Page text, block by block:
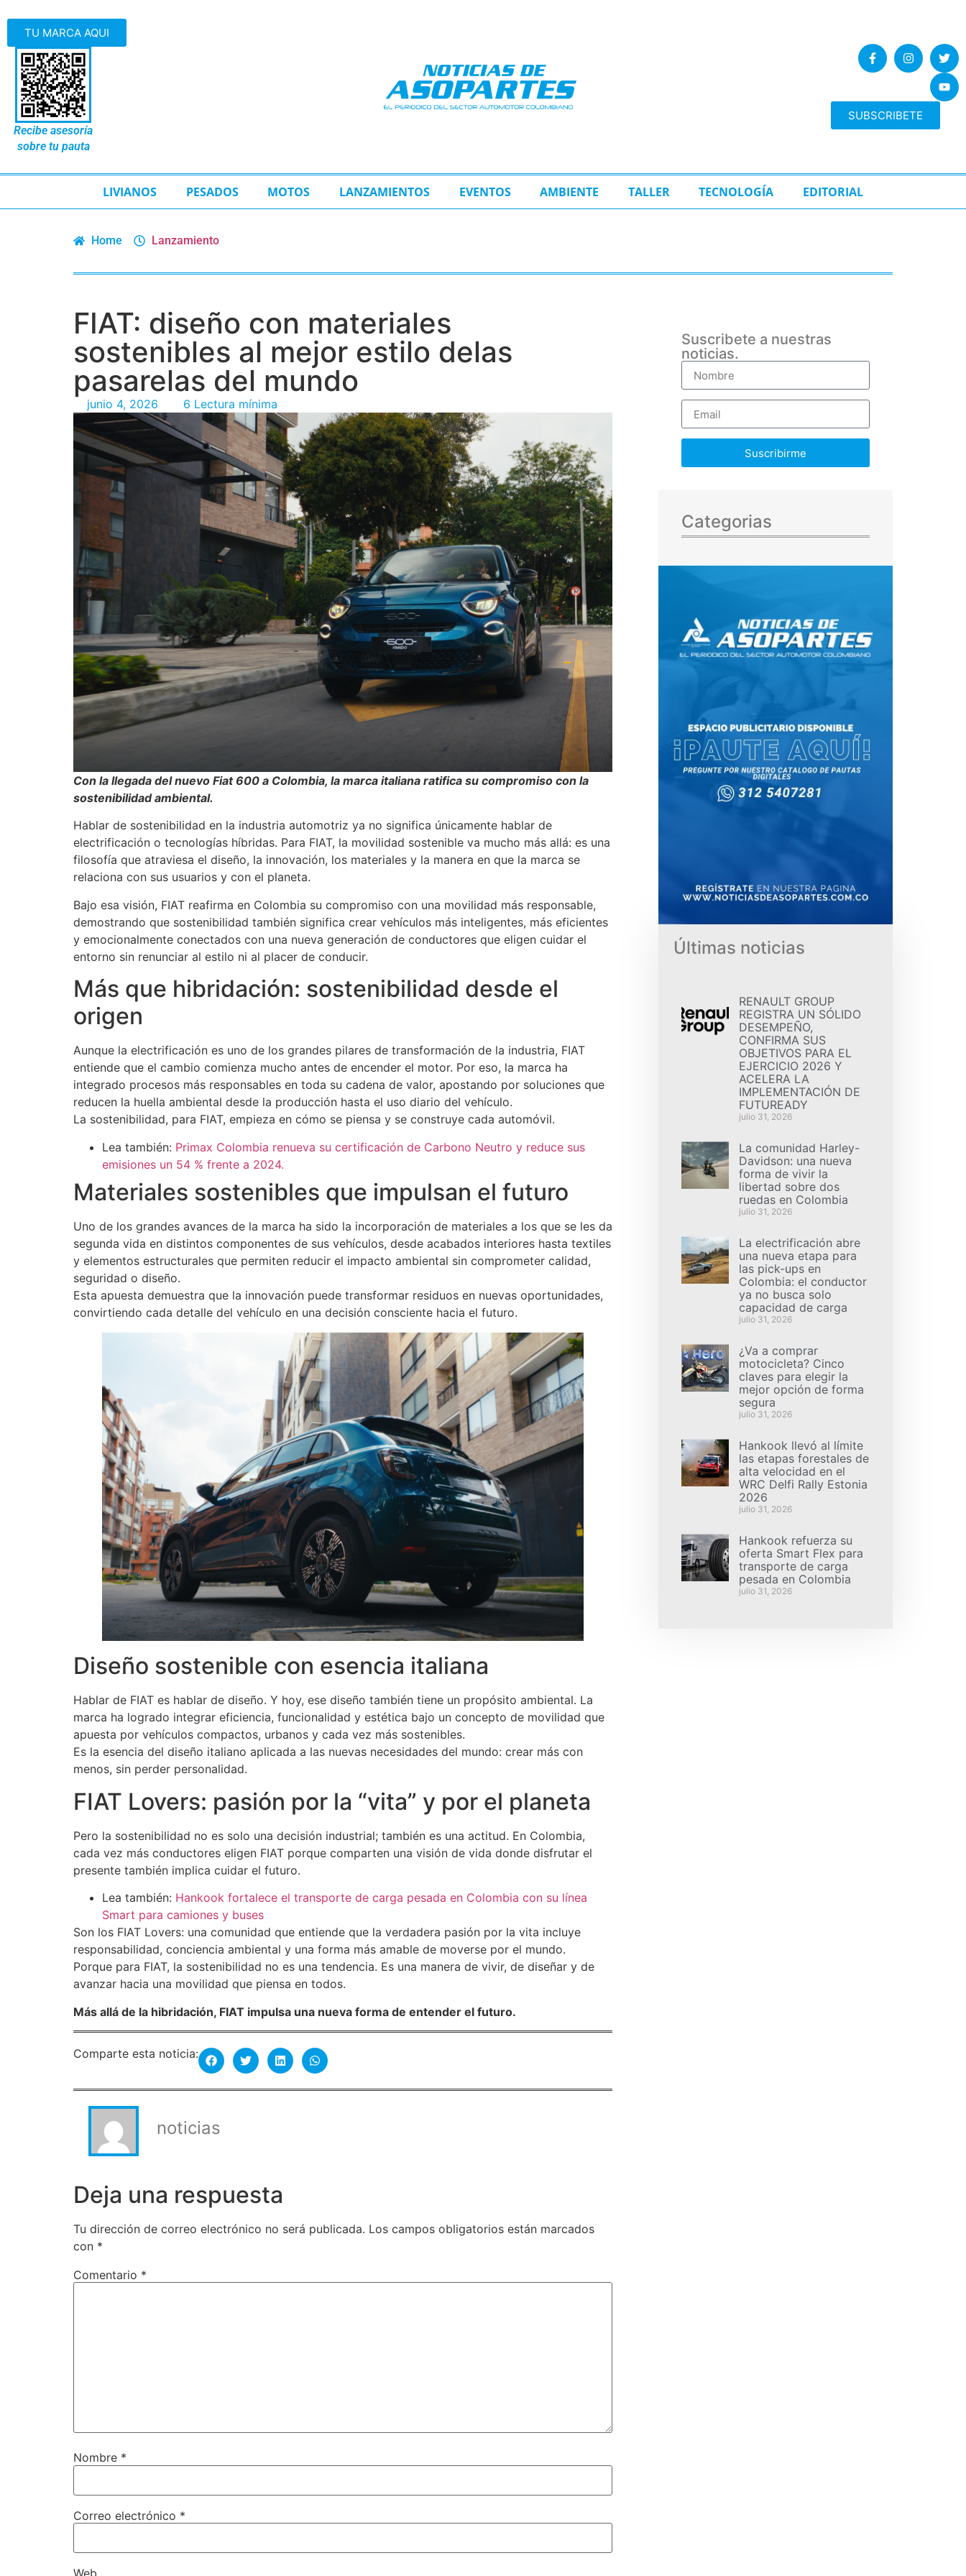
TU MARCA AQUI
Recibe asesoría
sobre tu pauta
SUBSCRIBETE
LIVIANOS PESADOS MOTOS LANZAMIENTOS EVENTOS AMBIENTE TALLER TECNOLOGÍA EDITORIAL
Home Lanzamiento
FIAT: diseño con materiales
sostenibles al mejor estilo delas
pasarelas del mundo
junio 4, 2026 6 Lectura mínima
Con la llegada del nuevo Fiat 600 a Colombia, la marca italiana ratifica su compromiso con la
sostenibilidad ambiental.
Hablar de sostenibilidad en la industria automotriz ya no significa únicamente hablar de
electrificación o tecnologías híbridas. Para FIAT, la movilidad sostenible va mucho más allá: es una
filosofía que atraviesa el diseño, la innovación, los materiales y la manera en que la marca se
relaciona con sus usuarios y con el planeta.
Bajo esa visión, FIAT reafirma en Colombia su compromiso con una movilidad más responsable,
demostrando que sostenibilidad también significa crear vehículos más inteligentes, más eficientes
y emocionalmente conectados con una nueva generación de conductores que eligen cuidar el
entorno sin renunciar al estilo ni al placer de conducir.
Más que hibridación: sostenibilidad desde el
origen
Aunque la electrificación es uno de los grandes pilares de transformación de la industria, FIAT
entiende que el cambio comienza mucho antes de encender el motor. Por eso, la marca ha
integrado procesos más responsables en toda su cadena de valor, apostando por soluciones que
reducen la huella ambiental desde la producción hasta el uso diario del vehículo.
La sostenibilidad, para FIAT, empieza en cómo se piensa y se construye cada automóvil.
Lea también: Primax Colombia renueva su certificación de Carbono Neutro y reduce sus
emisiones un 54 % frente a 2024.
Materiales sostenibles que impulsan el futuro
Uno de los grandes avances de la marca ha sido la incorporación de materiales a los que se les da
segunda vida en distintos componentes de sus vehículos, desde acabados interiores hasta textiles
y elementos estructurales que permiten reducir el impacto ambiental sin comprometer calidad,
seguridad o diseño.
Esta apuesta demuestra que la innovación puede transformar residuos en nuevas oportunidades,
convirtiendo cada detalle del vehículo en una decisión consciente hacia el futuro.
Diseño sostenible con esencia italiana
Hablar de FIAT es hablar de diseño. Y hoy, ese diseño también tiene un propósito ambiental. La
marca ha logrado integrar eficiencia, funcionalidad y estética bajo un concepto de movilidad que
apuesta por vehículos compactos, urbanos y cada vez más sostenibles.
Es la esencia del diseño italiano aplicada a las nuevas necesidades del mundo: crear más con
menos, sin perder personalidad.
FIAT Lovers: pasión por la “vita” y por el planeta
Pero la sostenibilidad no es solo una decisión industrial; también es una actitud. En Colombia,
cada vez más conductores eligen FIAT porque comparten una visión de vida donde disfrutar el
presente también implica cuidar el futuro.
Lea también: Hankook fortalece el transporte de carga pesada en Colombia con su línea
Smart para camiones y buses
Son los FIAT Lovers: una comunidad que entiende que la verdadera pasión por la vita incluye
responsabilidad, conciencia ambiental y una forma más amable de moverse por el mundo.
Porque para FIAT, la sostenibilidad no es una tendencia. Es una manera de vivir, de diseñar y de
avanzar hacia una movilidad que piensa en todos.
Más allá de la hibridación, FIAT impulsa una nueva forma de entender el futuro.
Comparte esta noticia:
noticias
Deja una respuesta
Tu dirección de correo electrónico no será publicada. Los campos obligatorios están marcados
con *
Comentario *
Nombre *
Correo electrónico *
Suscribete a nuestras
noticias.
Suscribirme
Categorias
Últimas noticias
RENAULT GROUP
REGISTRA UN SÓLIDO
DESEMPEÑO,
CONFIRMA SUS
OBJETIVOS PARA EL
EJERCICIO 2026 Y
ACELERA LA
IMPLEMENTACIÓN DE
FUTUREADY
julio 31, 2026
La comunidad Harley-
Davidson: una nueva
forma de vivir la
libertad sobre dos
ruedas en Colombia
julio 31, 2026
La electrificación abre
una nueva etapa para
las pick-ups en
Colombia: el conductor
ya no busca solo
capacidad de carga
julio 31, 2026
¿Va a comprar
motocicleta? Cinco
claves para elegir la
mejor opción de forma
segura
julio 31, 2026
Hankook llevó al límite
las etapas forestales de
alta velocidad en el
WRC Delfi Rally Estonia
2026
julio 31, 2026
Hankook refuerza su
oferta Smart Flex para
transporte de carga
pesada en Colombia
julio 31, 2026